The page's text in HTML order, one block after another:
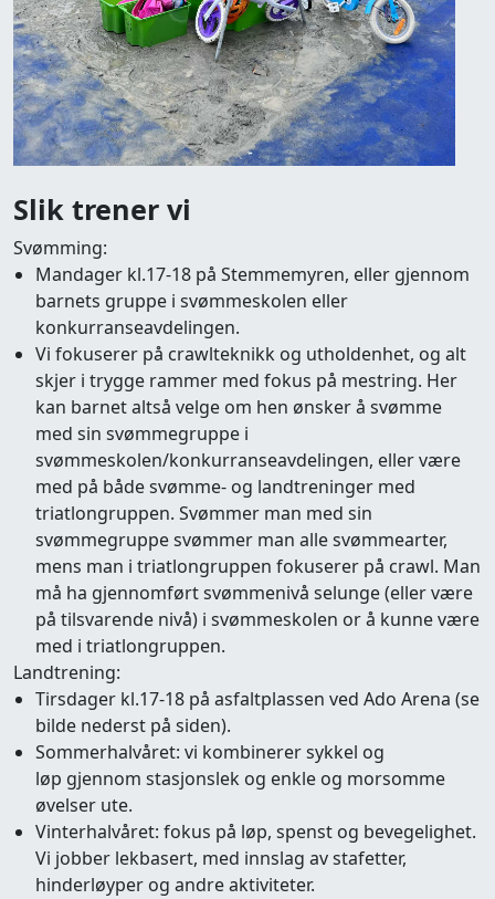
Slik trener vi
Svømming:
Mandager kl.17-18 på Stemmemyren, eller gjennom
barnets gruppe i svømmeskolen eller
konkurranseavdelingen.
Vi fokuserer på crawlteknikk og utholdenhet, og alt
skjer i trygge rammer med fokus på mestring. Her
kan barnet altså velge om hen ønsker å svømme
med sin svømmegruppe i
svømmeskolen/konkurranseavdelingen, eller være
med på både svømme- og landtreninger med
triatlongruppen. Svømmer man med sin
svømmegruppe svømmer man alle svømmearter,
mens man i triatlongruppen fokuserer på crawl. Man
må ha gjennomført svømmenivå selunge (eller være
på tilsvarende nivå) i svømmeskolen or å kunne være
med i triatlongruppen.
Landtrening:
Tirsdager kl.17-18 på asfaltplassen ved Ado Arena (se
bilde nederst på siden).
Sommerhalvåret: vi kombinerer sykkel og
løp gjennom stasjonslek og enkle og morsomme
øvelser ute.
Vinterhalvåret: fokus på løp, spenst og bevegelighet.
Vi jobber lekbasert, med innslag av stafetter,
hinderløyper og andre aktiviteter.